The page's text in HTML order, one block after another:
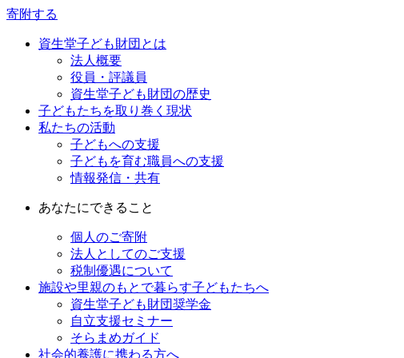
寄附する
資生堂子ども財団とは
法人概要
役員・評議員
資生堂子ども財団の歴史
子どもたちを取り巻く現状
私たちの活動
子どもへの支援
子どもを育む職員への支援
情報発信・共有
あなたにできること
個人のご寄附
法人としてのご支援
税制優遇について
施設や里親のもとで暮らす子どもたちへ
資生堂子ども財団奨学金
自立支援セミナー
そらまめガイド
社会的養護に携わる方へ